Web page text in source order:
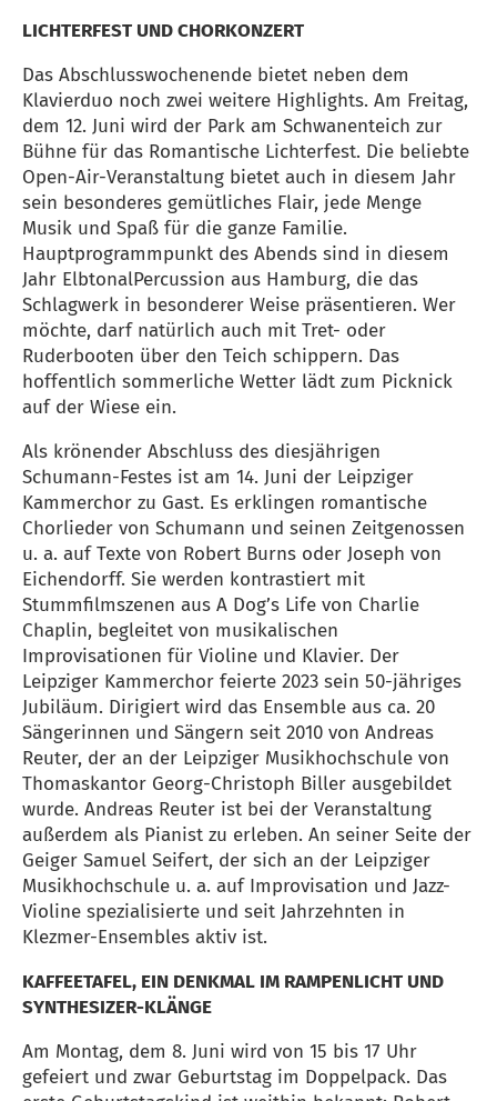
LICHTERFEST UND CHORKONZERT
Das Abschlusswochenende bietet neben dem
Klavierduo noch zwei weitere Highlights. Am Freitag,
dem 12. Juni wird der Park am Schwanenteich zur
Bühne für das Romantische Lichterfest. Die beliebte
Open-Air-Veranstaltung bietet auch in diesem Jahr
sein besonderes gemütliches Flair, jede Menge
Musik und Spaß für die ganze Familie.
Hauptprogrammpunkt des Abends sind in diesem
Jahr ElbtonalPercussion aus Hamburg, die das
Schlagwerk in besonderer Weise präsentieren. Wer
möchte, darf natürlich auch mit Tret- oder
Ruderbooten über den Teich schippern. Das
hoffentlich sommerliche Wetter lädt zum Picknick
auf der Wiese ein.
Als krönender Abschluss des diesjährigen
Schumann-Festes ist am 14. Juni der Leipziger
Kammerchor zu Gast. Es erklingen romantische
Chorlieder von Schumann und seinen Zeitgenossen
u. a. auf Texte von Robert Burns oder Joseph von
Eichendorff. Sie werden kontrastiert mit
Stummfilmszenen aus A Dog’s Life von Charlie
Chaplin, begleitet von musikalischen
Improvisationen für Violine und Klavier. Der
Leipziger Kammerchor feierte 2023 sein 50-jähriges
Jubiläum. Dirigiert wird das Ensemble aus ca. 20
Sängerinnen und Sängern seit 2010 von Andreas
Reuter, der an der Leipziger Musikhochschule von
Thomaskantor Georg-Christoph Biller ausgebildet
wurde. Andreas Reuter ist bei der Veranstaltung
außerdem als Pianist zu erleben. An seiner Seite der
Geiger Samuel Seifert, der sich an der Leipziger
Musikhochschule u. a. auf Improvisation und Jazz-
Violine spezialisierte und seit Jahrzehnten in
Klezmer-Ensembles aktiv ist.
KAFFEETAFEL, EIN DENKMAL IM RAMPENLICHT UND
SYNTHESIZER-KLÄNGE
Am Montag, dem 8. Juni wird von 15 bis 17 Uhr
gefeiert und zwar Geburtstag im Doppelpack. Das